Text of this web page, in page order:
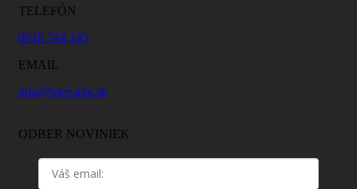
TELEFÓN
0918 744 145
EMAIL
info@mercator.sk
ODBER NOVINIEK